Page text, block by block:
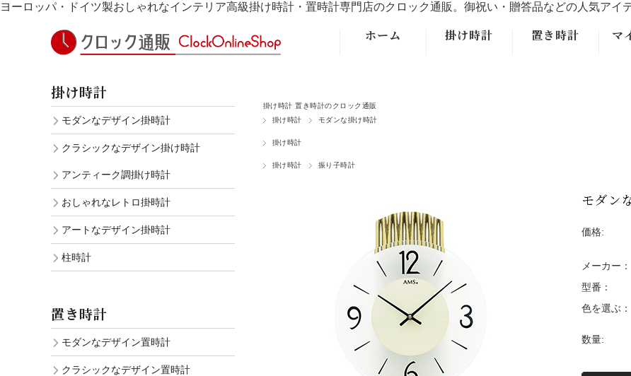
ヨーロッパ・ドイツ製おしゃれなインテリア高級掛け時計・置時計専門店のクロック通販。御祝い・贈答品などの人気アイ
ホーム 掛け時計
振り子掛時計
おしゃれなレ
トロデザイン
置き時計
クロック置時
マ
掛け時計 置き時計のクロック通販
掛け時計
モダンな掛け時計
掛け時計
掛け時計 振り子時計
モダン
価格:
メーカー：
型番：
色を選ぶ：
数量:
掛け時計
モダンなデザイン掛時計
クラシックなデザイン掛け時計
アンティーク調掛け時計
おしゃれなレトロ掛時計
アートなデザイン掛時計
柱時計
置き時計
モダンなデザイン置時計
クラシックなデザイン置時計